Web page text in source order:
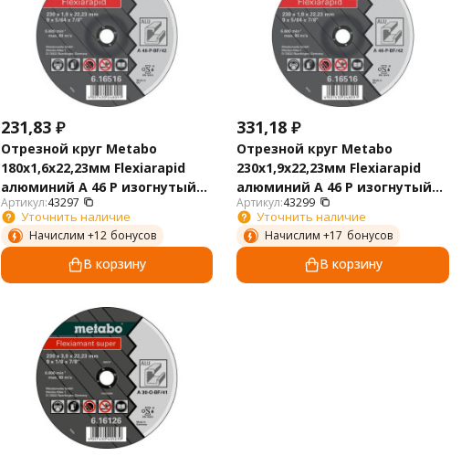
231,83 ₽
Отрезной круг Metabo
180х1,6х22,23мм Flexiarapid
алюминий A 46 P изогнутый
616515000
Артикул:43297
Уточнить наличие
Начислим +12 бонусов
В корзину
331,18 ₽
Отрезной круг Metabo
230х1,9х22,23мм Flexiarapid
алюминий A 46 P изогнутый
616516000
Артикул:43299
Уточнить наличие
Начислим +17 бонусов
В корзину